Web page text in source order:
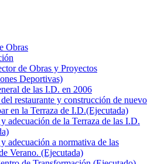
Obras
de Obras y Proyectos
Deportivas)
de las I.D. en 2006
restaurante y construcción de nuevo
en la Terraza de I.D.(Ejecutada)
adecuación de la Terraza de las I.D.
adecuación a normativa de las
Verano. (Ejecutada)